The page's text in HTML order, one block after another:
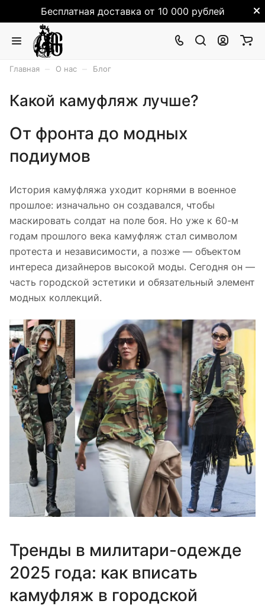
Бесплатная доставка от 10 000 рублей
Главная О нас Блог
Какой камуфляж лучше?
От фронта до модных
подиумов
История камуфляжа уходит корнями в военное
прошлое: изначально он создавался, чтобы
маскировать солдат на поле боя. Но уже к 60-м
годам прошлого века камуфляж стал символом
протеста и независимости, а позже — объектом
интереса дизайнеров высокой моды. Сегодня он —
часть городской эстетики и обязательный элемент
модных коллекций.
Тренды в милитари-одежде
2025 года: как вписать
камуфляж в городской